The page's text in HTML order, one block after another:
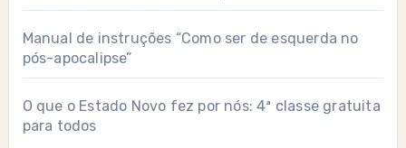
Manual de instruções “Como ser de esquerda no
pós-apocalipse”
O que o Estado Novo fez por nós: 4ª classe gratuita
para todos